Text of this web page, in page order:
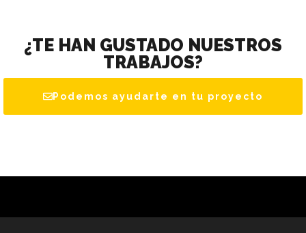
¿TE HAN GUSTADO NUESTROS
TRABAJOS?
Podemos ayudarte en tu proyecto